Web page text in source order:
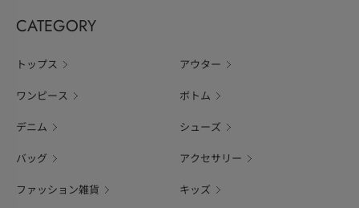
CATEGORY
トップス アウター
ワンピース ボトム
デニム シューズ
バッグ アクセサリー
ファッション雑貨 キッズ